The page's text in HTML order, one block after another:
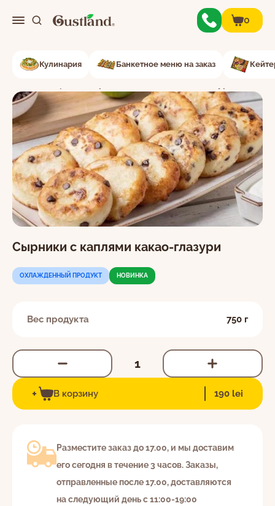
0
0
О нас
Контакты
Личный кабинет
Корзина
EN
022-264-600
Кулинария Банкетное меню на заказ
Я даю согласие на обработку персональных
данных в соответствии с
Сырники с каплями какао-глазури
ОХЛАЖДЕННЫЙ ПРОДУКТ НОВИНКА
Разместите заказ до 17.00, и мы доставим
его сегодня в течение 3 часов. Заказы,
отправленные после 17.00, доставляются
на следующий день с 11:00-19:00
Вес продукта 750 г
+ В корзину 190 lei